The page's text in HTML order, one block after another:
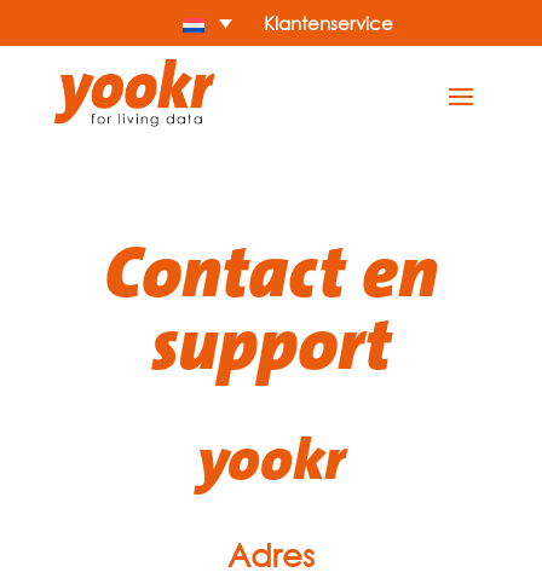
Klantenservice
Contact en
support
yookr
Adres